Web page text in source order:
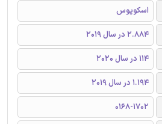
اسکوپوس
2.884 در سال 2019
114 در سال 2020
1.194 در سال 2019
0168-1702